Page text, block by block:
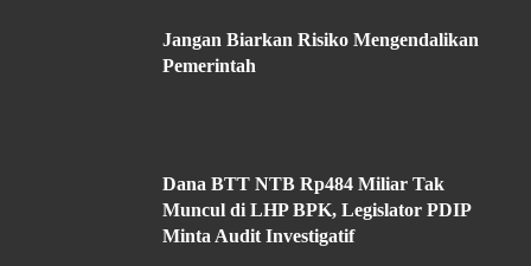
Jangan Biarkan Risiko Mengendalikan
Pemerintah
Dana BTT NTB Rp484 Miliar Tak
Muncul di LHP BPK, Legislator PDIP
Minta Audit Investigatif